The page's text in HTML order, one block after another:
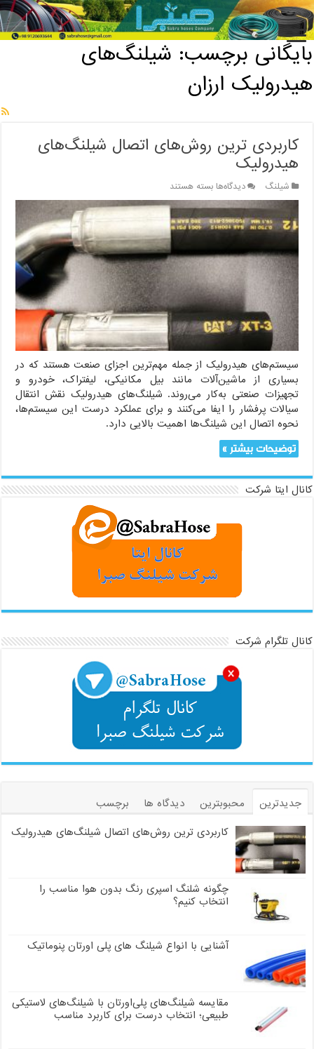
خانه / بایگانی برچسب: شیلنگ‌های هیدرولیک ارزان
بایگانی برچسب: شیلنگ‌های
هیدرولیک ارزان
کاربردی ترین روش‌های اتصال شیلنگ‌های
هیدرولیک
شیلنگ دیدگاه‌هابرای
کاربردی
ترین
روش‌های
اتصال
شیلنگ‌های
هیدرولیک
بسته هستند
سیستم‌های هیدرولیک از جمله مهم‌ترین اجزای صنعت هستند که در
بسیاری از ماشین‌آلات مانند بیل مکانیکی، لیفتراک، خودرو و
تجهیزات صنعتی به‌کار می‌روند. شیلنگ‌های هیدرولیک نقش انتقال
سیالات پرفشار را ایفا می‌کنند و برای عملکرد درست این سیستم‌ها،
نحوه اتصال این شیلنگ‌ها اهمیت بالایی دارد.
توضیحات بیشتر »
کانال ایتا شرکت
کانال تلگرام شرکت
جدیدترین محبوبترین دیدگاه ها
برچسب
کاربردی ترین روش‌های اتصال شیلنگ‌های هیدرولیک
چگونه شلنگ اسپری رنگ بدون هوا مناسب را
انتخاب کنیم؟
آشنایی با انواع شیلنگ های پلی اورتان پنوماتیک
مقایسه شیلنگ‌های پلی‌اورتان با شیلنگ‌های لاستیکی
طبیعی؛ انتخاب درست برای کاربرد مناسب